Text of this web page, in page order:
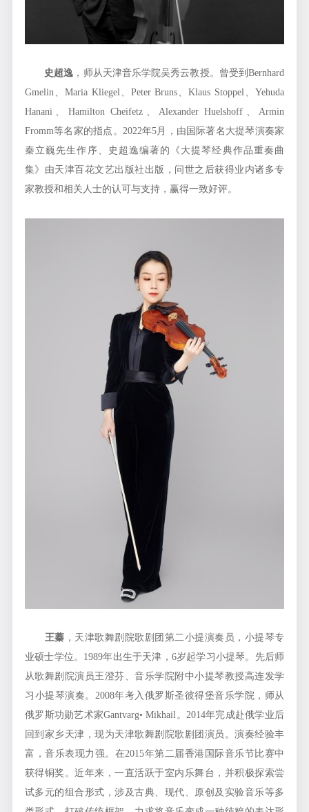
史超逸 ，师从天津音乐学院吴秀云教授。曾受到Bernhard
Gmelin、Maria Kliegel、Peter Bruns、Klaus Stoppel、Yehuda
Hanani、Hamilton Cheifetz、Alexander Huelshoff、Armin
Fromm等名家的指点。2022年5月，由国际著名大提琴演奏家
秦立巍先生作序、史超逸编著的《大提琴经典作品重奏曲
集》由天津百花文艺出版社出版，问世之后获得业内诸多专
家教授和相关人士的认可与支持，赢得一致好评。
王蓁 ，天津歌舞剧院歌剧团第二小提演奏员，小提琴专
业硕士学位。1989年出生于天津，6岁起学习小提琴。先后师
从歌舞剧院演员王澄芬、音乐学院附中小提琴教授高连发学
习小提琴演奏。2008年考入俄罗斯圣彼得堡音乐学院，师从
俄罗斯功勋艺术家Gantvarg• Mikhail。2014年完成赴俄学业后
回到家乡天津，现为天津歌舞剧院歌剧团演员。演奏经验丰
富，音乐表现力强。在2015年第二届香港国际音乐节比赛中
获得铜奖。近年来，一直活跃于室内乐舞台，并积极探索尝
试多元的组合形式，涉及古典、现代、原创及实验音乐等多